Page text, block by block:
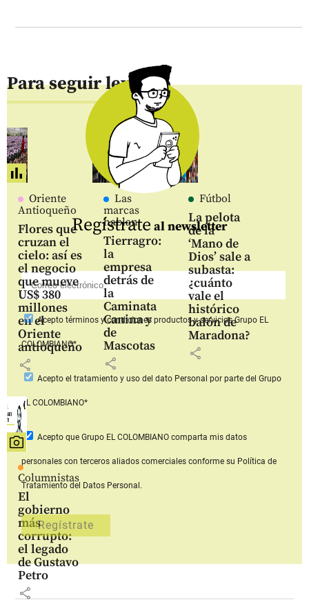
Para seguir leyendo
Oriente
Antioqueño
Flores que
cruzan el
cielo: así es
el negocio
que mueve
US$ 380
millones
en el
Oriente
antioqueño
share
Las
marcas
hablan
Tierragro:
la
empresa
detrás de
la
Caminata
Canina y
de
Mascotas
share
Fútbol
La pelota
de la
‘Mano de
Dios’ sale a
subasta:
¿cuánto
vale el
histórico
balón de
Maradona?
share
Columnistas
El
gobierno
más
corrupto:
el legado
de Gustavo
Petro
share
Regístrate al newsletter
Aceptotérminos y condiciones productos y serviciosGrupo EL
COLOMBIANO*
Acepto el tratamiento y uso del dato Personal por parte del Grupo
EL COLOMBIANO*
Acepto que Grupo EL COLOMBIANOcomparta mis datos
personales con terceros aliados comerciales conforme su Política de
Tratamiento del Datos Personal.